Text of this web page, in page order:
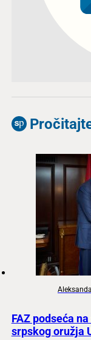
FAZ podseća
srpskog oružja